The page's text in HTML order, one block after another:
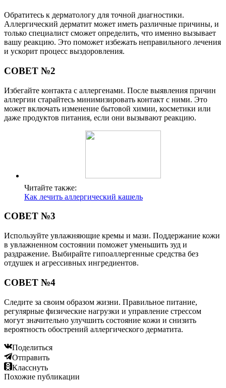
Обратитесь к дерматологу для точной диагностики.
Аллергический дерматит может иметь различные причины, и
только специалист сможет определить, что именно вызывает
вашу реакцию. Это поможет избежать неправильного лечения
и ускорит процесс выздоровления.
СОВЕТ №2
Избегайте контакта с аллергенами. После выявления причин
аллергии старайтесь минимизировать контакт с ними. Это
может включать изменение бытовой химии, косметики или
даже продуктов питания, если они вызывают реакцию.
Читайте также:
Как лечить аллергический кашель
СОВЕТ №3
Используйте увлажняющие кремы и мази. Поддержание кожи
в увлажненном состоянии поможет уменьшить зуд и
раздражение. Выбирайте гипоаллергенные средства без
отдушек и агрессивных ингредиентов.
СОВЕТ №4
Следите за своим образом жизни. Правильное питание,
регулярные физические нагрузки и управление стрессом
могут значительно улучшить состояние кожи и снизить
вероятность обострений аллергического дерматита.
Поделиться
Отправить
Класснуть
Похожие публикации